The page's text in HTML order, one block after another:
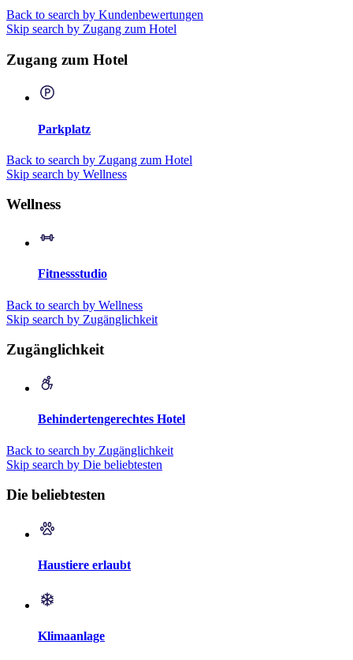
Back to search by Kundenbewertungen
Skip search by Zugang zum Hotel
Zugang zum Hotel
Parkplatz
Back to search by Zugang zum Hotel
Skip search by Wellness
Wellness
Fitnessstudio
Back to search by Wellness
Skip search by Zugänglichkeit
Zugänglichkeit
Behindertengerechtes Hotel
Back to search by Zugänglichkeit
Skip search by Die beliebtesten
Die beliebtesten
Haustiere erlaubt
Klimaanlage